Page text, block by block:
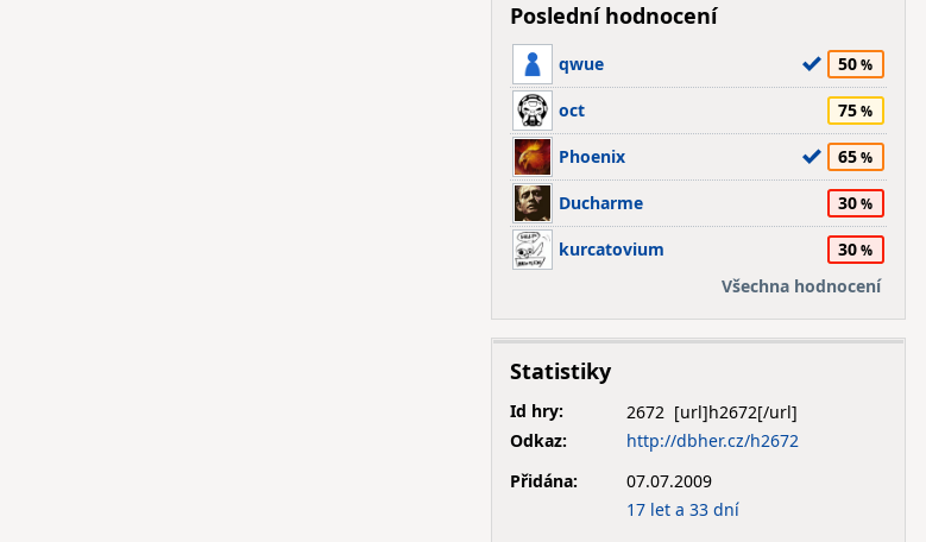
Poslední hodnocení
qwue 50
oct 75
Phoenix 65
Ducharme 30
kurcatovium
30
Všechna hodnocení
Statistiky
Id hry:
2672
Odkaz:
http://dbher.cz/h2672
Přidána:
07.07.2009
17 let a 33 dní